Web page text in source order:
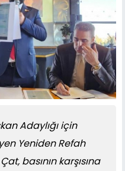
Adaylığı için
Yeniden Refah
basının karşısına